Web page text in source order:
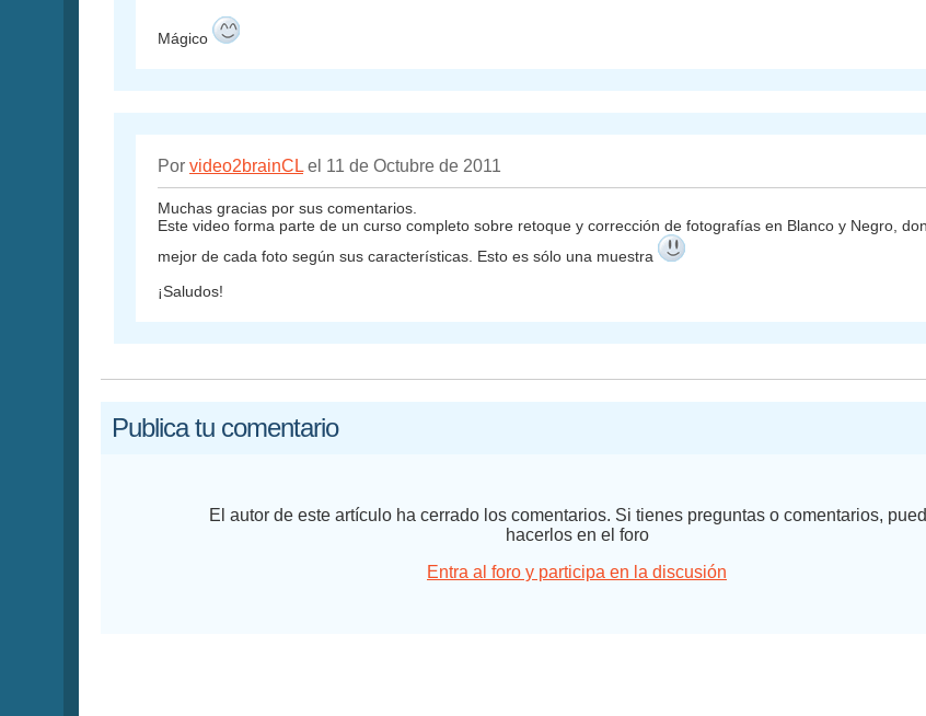
Mágico
Por video2brainCL el 11 de Octubre de 2011
Muchas gracias por sus comentarios.
Este video forma parte de un curso completo sobre retoque y corrección de fotografías en Blanco y Negro,
mejor de cada foto según sus características. Esto es sólo una muestra
¡Saludos!
Publica tu comentario
El autor de este artículo ha cerrado los comentarios. Si tienes preguntas o comentarios,
hacerlos en el foro
Entra al foro y participa en la discusión